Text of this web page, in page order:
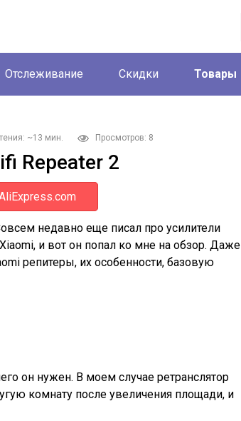
Отслеживание Скидки Товары
~13 мин. Просмотров: 8
Repeater 2
недавно еще писал про усилители
и вот он попал ко мне на обзор. Даже
репитеры, их особенности, базовую
он нужен. В моем случае ретранслятор
комнату после увеличения площади, и